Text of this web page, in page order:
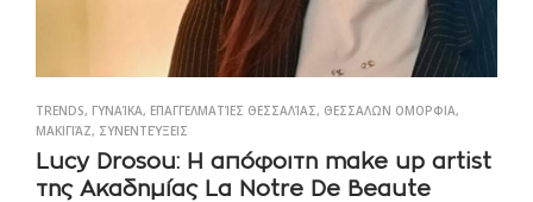
TRENDS, ΓΥΝΑΊΚΑ, ΕΠΑΓΓΕΛΜΑΤΊΕΣ ΘΕΣΣΑΛΊΑΣ, ΘΕΣΣΑΛΩΝ ΟΜΟΡΦΙΑ,
ΜΑΚΙΓΙΆΖ, ΣΥΝΕΝΤΕΎΞΕΙΣ
Lucy Drosou: Η απόφοιτη make up artist
της Ακαδημίας La Notre De Beaute